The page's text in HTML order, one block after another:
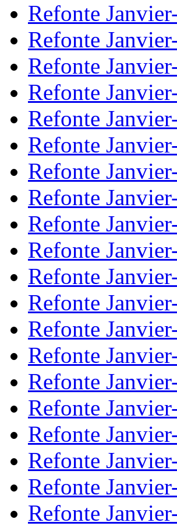
Refonte
Refonte
Refonte
Refonte
Refonte
Refonte
Refonte
Refonte
Refonte
Refonte
Refonte
Refonte
Refonte
Refonte
Refonte
Refonte
Refonte
Refonte
Refonte
Refonte